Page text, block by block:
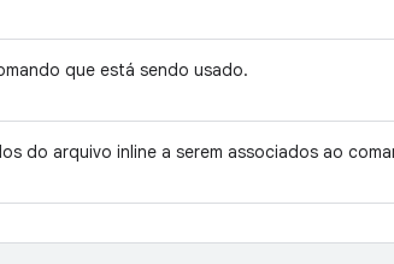
que está sendo usado.
do arquivo inline a serem associados ao